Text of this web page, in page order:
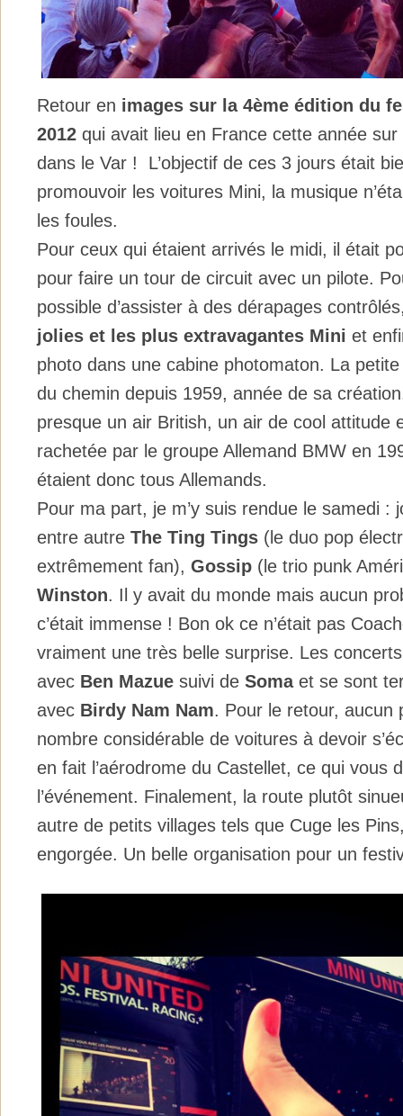
Retour en images sur la 4ème édition du
2012 qui avait lieu en France cette année
dans le Var ! L’objectif de ces 3 jours était
promouvoir les voitures Mini, la musique
les foules.
Pour ceux qui étaient arrivés le midi, il était
pour faire un tour de circuit avec un pilote.
possible d’assister à des dérapages
jolies et les plus extravagantes Mini et
photo dans une cabine photomaton. La
du chemin depuis 1959, année de sa
presque un air British, un air de cool attitude
rachetée par le groupe Allemand BMW en
étaient donc tous Allemands.
Pour ma part, je m’y suis rendue le samedi :
entre autre The Ting Tings (le duo pop
extrêmement fan), Gossip (le trio punk
Winston. Il y avait du monde mais aucun
c’était immense ! Bon ok ce n’était pas
vraiment une très belle surprise. Les
avec Ben Mazue suivi de Somaet se sont
avec Birdy Nam Nam. Pour le retour, aucun
nombre considérable de voitures à devoir
en fait l’aérodrome du Castellet, ce qui vous
l’événement. Finalement, la route plutôt
autre de petits villages tels que Cuge les
engorgée. Un belle organisation pour un